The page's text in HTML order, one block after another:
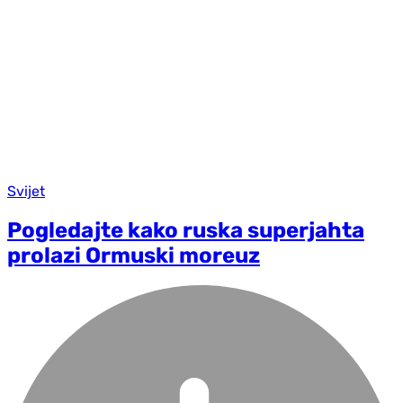
Svijet
Pogledajte kako ruska superjahta
prolazi Ormuski moreuz